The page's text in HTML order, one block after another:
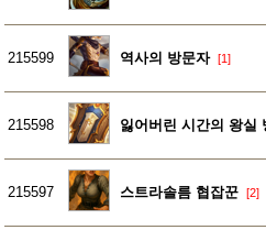
215599 역사의 방문자 [1]
215598 잃어버린 시간의 왕실
215597 스트라솔름 협잡꾼 [2]